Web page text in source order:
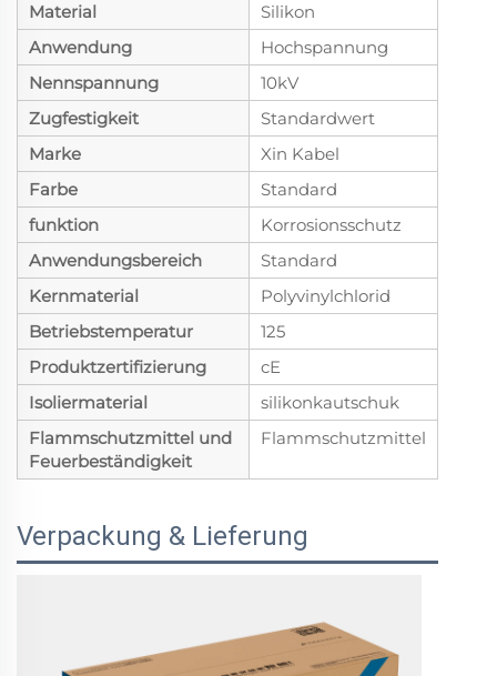
Material
Silikon
Anwendung
Hochspannung
Nennspannung
10kV
Zugfestigkeit
Standardwert
Marke
Xin Kabel
Farbe
Standard
funktion
Korrosionsschutz
Anwendungsbereich
Standard
Kernmaterial
Polyvinylchlorid
Betriebstemperatur
125
Produktzertifizierung
cE
Isoliermaterial
silikonkautschuk
Flammschutzmittel und
Feuerbeständigkeit
Flammschutzmittel
Verpackung & Lieferung